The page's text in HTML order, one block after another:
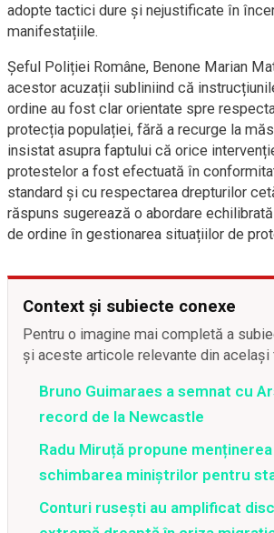
adopte tactici dure și nejustificate în
manifestațiile.
Șeful Poliției Române, Benone Marian
acestor acuzații subliniind că
ordine au fost clar orientate spre
protecția populației, fără a recurge la
insistat asupra faptului că orice
protestelor a fost efectuată în
standard și cu respectarea drepturilor
răspuns sugerează o abordare
de ordine în gestionarea situațiilor de
Context și subiecte conexe
Pentru o imagine mai completă a
și aceste articole relevante din același
Bruno Guimaraes a semnat cu
record de la Newcastle
Radu Miruță propune
schimbarea miniștrilor pentru
Conturi rusești au amplificat